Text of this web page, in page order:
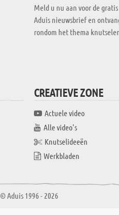
Meld u nu aan voor de gratis
Aduis nieuwsbrief en
rondom het thema
CREATIEVE ZONE
Actuele video
Alle video's
Knutselideeën
Werkbladen
© Aduis 1996 - 2026